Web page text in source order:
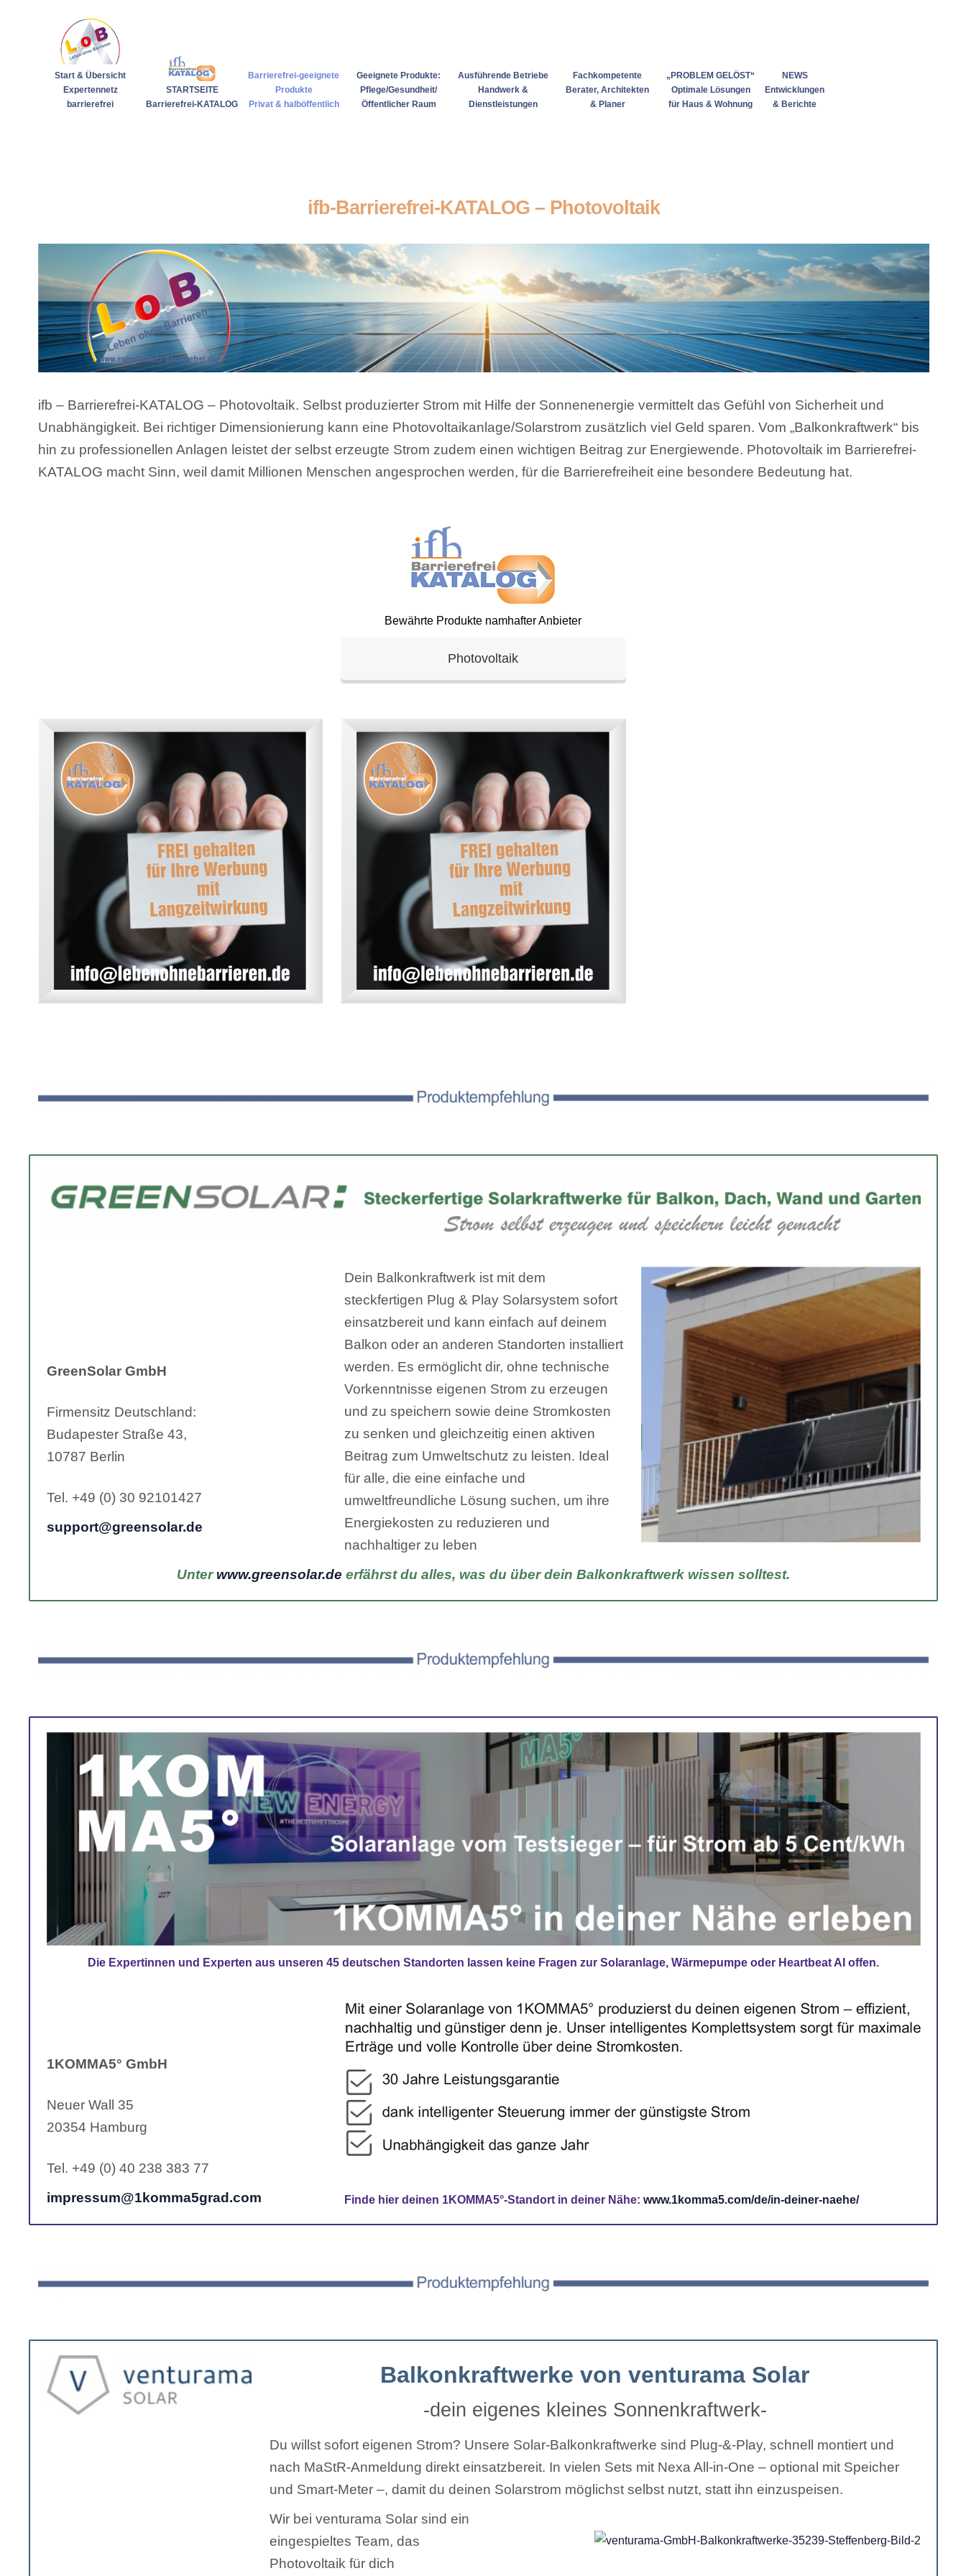
Start & Übersicht
Expertennetz
barrierefrei
STARTSEITE
Barrierefrei-KATALOG
Barrierefrei-geeignete
Produkte
Privat & halböffentlich
Geeignete Produkte:
Pflege/Gesundheit/
Öffentlicher Raum
Ausführende Betriebe
Handwerk &
Dienstleistungen
Fachkompetente
Berater, Architekten
& Planer
„PROBLEM GELÖST“
Optimale Lösungen
für Haus & Wohnung
NEWS
Entwicklungen
& Berichte
ifb-Barrierefrei-KATALOG – Photovoltaik
ifb – Barrierefrei-KATALOG – Photovoltaik. Selbst produzierter Strom mit Hilfe der Sonnenenergie vermittelt das Gefühl von Sicherheit und
Unabhängigkeit. Bei richtiger Dimensionierung kann eine Photovoltaikanlage/Solarstrom zusätzlich viel Geld sparen. Vom „Balkonkraftwerk“ bis
hin zu professionellen Anlagen leistet der selbst erzeugte Strom zudem einen wichtigen Beitrag zur Energiewende. Photovoltaik im Barrierefrei-
KATALOG macht Sinn, weil damit Millionen Menschen angesprochen werden, für die Barrierefreiheit eine besondere Bedeutung hat.
Bewährte Produkte namhafter Anbieter
Photovoltaik
GreenSolar GmbH
Firmensitz Deutschland:
Budapester Straße 43,
10787 Berlin
Tel. +49 (0) 30 92101427
support@greensolar.de
Dein Balkonkraftwerk ist mit dem
steckfertigen Plug & Play Solarsystem sofort
einsatzbereit und kann einfach auf deinem
Balkon oder an anderen Standorten installiert
werden. Es ermöglicht dir, ohne technische
Vorkenntnisse eigenen Strom zu erzeugen
und zu speichern sowie deine Stromkosten
zu senken und gleichzeitig einen aktiven
Beitrag zum Umweltschutz zu leisten. Ideal
für alle, die eine einfache und
umweltfreundliche Lösung suchen, um ihre
Energiekosten zu reduzieren und
nachhaltiger zu leben
Unterwww.greensolar.de erfährst du alles, was du über dein Balkonkraftwerk wissen solltest.
Die Expertinnen und Experten aus unseren 45 deutschen Standorten lassen keine Fragen zur Solaranlage, Wärmepumpe oder Heartbeat AI offen.
1KOMMA5° GmbH
Neuer Wall 35
20354 Hamburg
Tel. +49 (0) 40 238 383 77
impressum@1komma5grad.com
Finde hier deinen 1KOMMA5°-Standort in deiner Nähe: www.1komma5.com/de/in-deiner-naehe/
Balkonkraftwerke von venturama Solar
-dein eigenes kleines Sonnenkraftwerk-
Du willst sofort eigenen Strom? Unsere Solar-Balkonkraftwerke sind Plug-&-Play, schnell montiert und
nach MaStR-Anmeldung direkt einsatzbereit. In vielen Sets mit Nexa All-in-One – optional mit Speicher
und Smart-Meter –, damit du deinen Solarstrom möglichst selbst nutzt, statt ihn einzuspeisen.
Wir bei venturama Solar sind ein
eingespieltes Team, das
Photovoltaik für dich